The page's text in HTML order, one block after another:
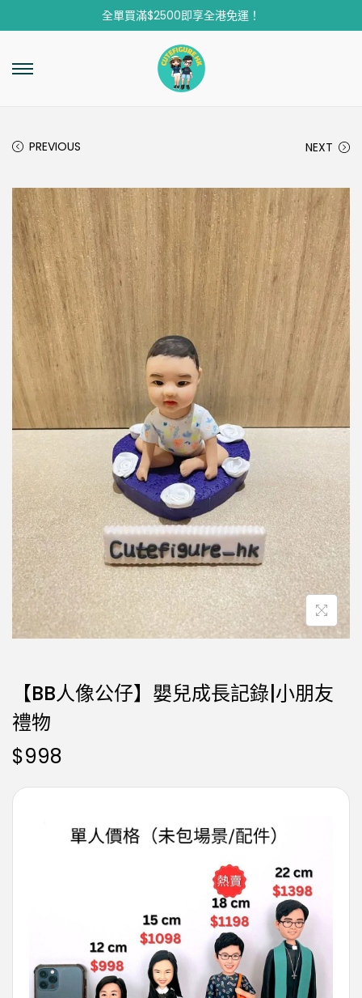
全單買滿$2500即享全港免運！
PREVIOUS NEXT
【BB人像公仔】嬰兒成長記錄|小朋友
禮物
$998